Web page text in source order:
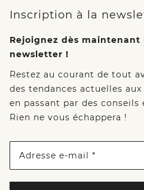
Inscription à la
Rejoignez dès
newsletter !
Restez au courant de tout
des tendances actuelles
en passant par des conseils
Rien ne vous échappera !
Adresse e-mail *